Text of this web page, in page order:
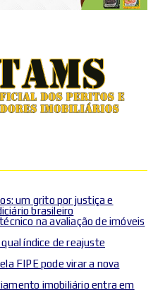
um grito por justiça e
brasileiro
na avaliação de imóveis
índice de reajuste
FIPE pode virar a nova
imobiliário entra em